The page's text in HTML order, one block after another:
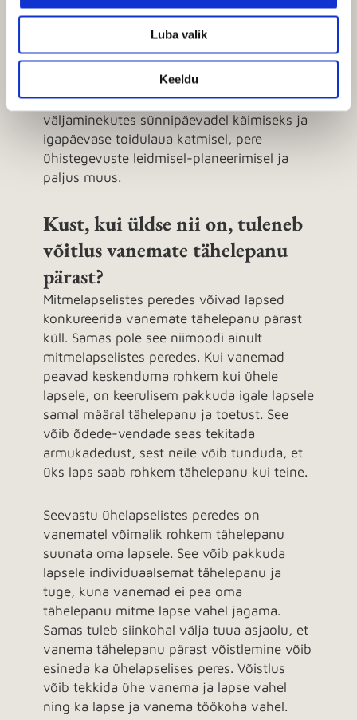
Luba valik
Keeldu
lapse vahel ning natuke võiks jätkuda ka
palju ühele inimesele ja seetõttu kipub ka
emotsionaalne pinge olema kõrgem just
mitmelapselistes peredes. Ja ajajaotus pole
ju ainus aspekt, laste arv mängib rolli ka
väljaminekutes sünnipäevadel käimiseks ja
igapäevase toidulaua katmisel, pere
ühistegevuste leidmisel-planeerimisel ja
paljus muus.
Kust, kui üldse nii on, tuleneb
võitlus vanemate tähelepanu
pärast?
Mitmelapselistes peredes võivad lapsed
konkureerida vanemate tähelepanu pärast
küll. Samas pole see niimoodi ainult
mitmelapselistes peredes. Kui vanemad
peavad keskenduma rohkem kui ühele
lapsele, on keerulisem pakkuda igale lapsele
samal määral tähelepanu ja toetust. See
võib õdede-vendade seas tekitada
armukadedust, sest neile võib tunduda, et
üks laps saab rohkem tähelepanu kui teine.
Seevastu ühelapselistes peredes on
vanematel võimalik rohkem tähelepanu
suunata oma lapsele. See võib pakkuda
lapsele individuaalsemat tähelepanu ja
tuge, kuna vanemad ei pea oma
tähelepanu mitme lapse vahel jagama.
Samas tuleb siinkohal välja tuua asjaolu, et
vanema tähelepanu pärast võistlemine võib
esineda ka ühelapselises peres. Võistlus
võib tekkida ühe vanema ja lapse vahel
ning ka lapse ja vanema töökoha vahel.